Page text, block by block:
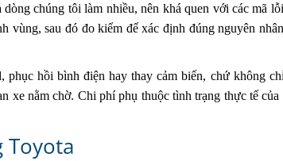
chúng tôi làm nhiều, nên khá quen với các mã
vùng, sau đó đo kiểm để xác định đúng nguyên
hồi bình điện hay thay cảm biến, chứ không
nằm chờ. Chi phí phụ thuộc tình trạng thực tế của
Toyota